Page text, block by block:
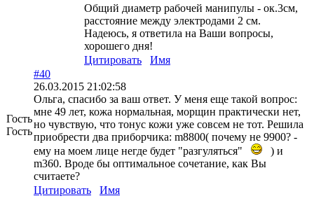
Общий диаметр рабочей манипулы - ок.3см,
расстояние между электродами 2 см.
Надеюсь, я ответила на Ваши вопросы,
хорошего дня!
Цитировать
Имя
Гость
Гость
#40
26.03.2015 21:02:58
Ольга, спасибо за ваш ответ. У меня еще такой вопрос:
мне 49 лет, кожа нормальная, морщин практически нет,
но чувствую, что тонус кожи уже совсем не тот. Решила
приобрести два приборчика: m8800( почему не 9900? -
ему на моем лице негде будет "разгуляться"
) и
m360. Вроде бы оптимальное сочетание, как Вы
считаете?
Цитировать
Имя